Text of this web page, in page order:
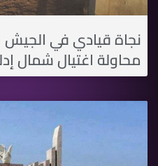
نجاة قيادي في
محاولة اغتيال شمال